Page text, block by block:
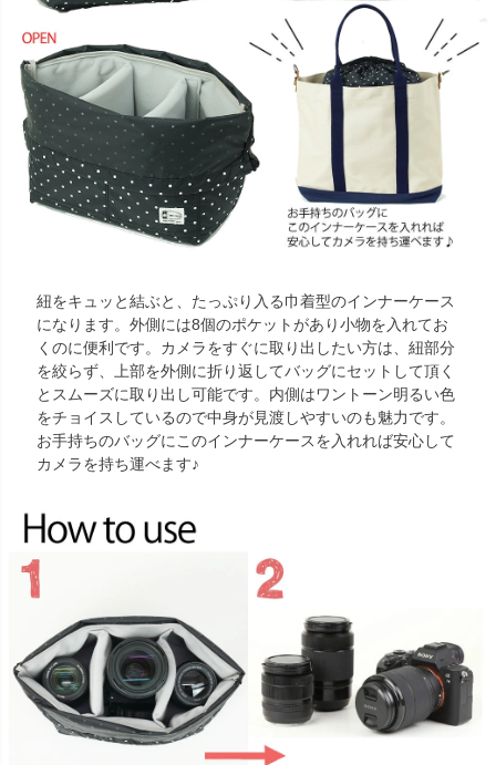
紐をキュッと結ぶと、たっぷり入る巾着型のインナーケース
になります。外側には8個のポケットがあり小物を入れてお
くのに便利です。カメラをすぐに取り出したい方は、紐部分
を絞らず、上部を外側に折り返してバッグにセットして頂く
とスムーズに取り出し可能です。内側はワントーン明るい色
をチョイスしているので中身が見渡しやすいのも魅力です。
お手持ちのバッグにこのインナーケースを入れれば安心して
カメラを持ち運べます♪